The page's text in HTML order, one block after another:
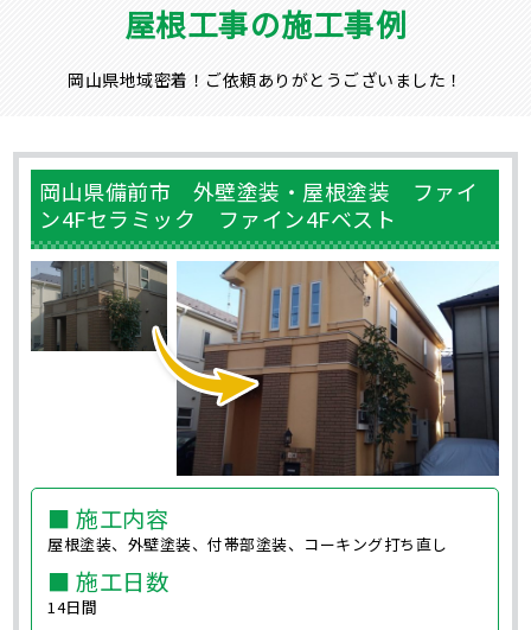
屋根工事の施工事例
岡山県地域密着！ご依頼ありがとうございました！
岡山県備前市 外壁塗装・屋根塗装 ファイ
ン4Fセラミック ファイン4Fベスト
■ 施工内容
屋根塗装、外壁塗装、付帯部塗装、コーキング打ち直し
■ 施工日数
14日間